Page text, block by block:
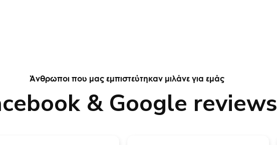
Άνθρωποι που μας εμπιστεύτηκαν μιλάνε για εμάς
& Google reviews